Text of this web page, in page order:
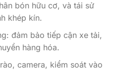
bón hữu cơ, và tái sử
khép kín.
đảm bảo tiếp cận xe tải,
hàng hóa.
camera, kiểm soát vào